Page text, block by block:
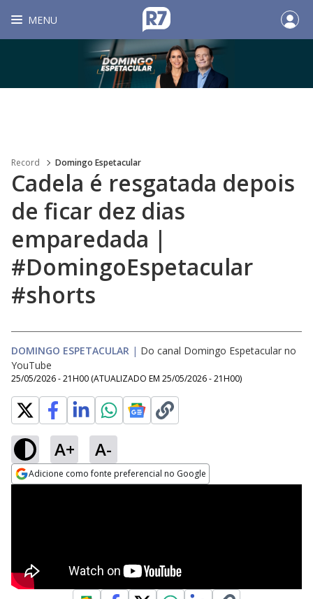
MENU
Record Domingo Espetacular
Cadela é resgatada depois
de ficar dez dias
emparedada |
#DomingoEspetacular
#shorts
DOMINGO ESPETACULAR | Do canal Domingo Espetacular no
YouTube
25/05/2026 - 21H00 (ATUALIZADO EM 25/05/2026 - 21H00)
A+ A-
Adicione como fonte preferencial no Google